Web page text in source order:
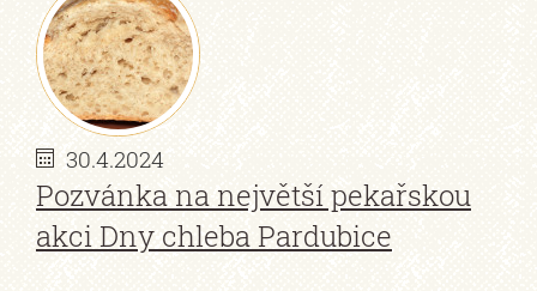
30.4.2024
Pozvánka na největší pekařskou
akci Dny chleba Pardubice